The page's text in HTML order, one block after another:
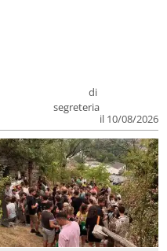
di
segreteria
il 10/08/2026